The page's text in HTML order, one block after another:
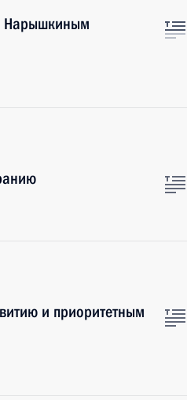
Нарышкиным
и приоритетным